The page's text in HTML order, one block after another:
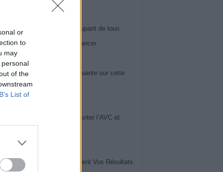
or
to
may
of the
List of
le symptôme le plus préoccupant de tous
60 ans : il peut révéler un cancer
du genou : la vérité choquante sur cette
en pleine expansion
de Cardiologues pour Éviter l’AVC et
Comment Lire Facilement Vos Résultats